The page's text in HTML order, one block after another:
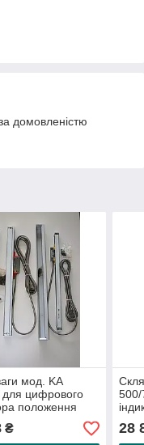
домовленістю
мод. KA
цифрового
положення
420 мм
довжина 526
₴ 28